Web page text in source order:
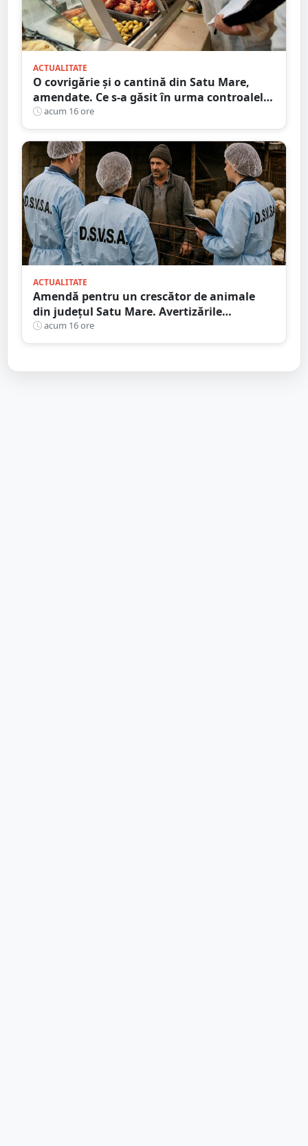
ACTUALITATE
O covrigărie și o cantină din Satu Mare,
amendate. Ce s-a găsit în urma controalelor
DSVSA
acum 16 ore
ACTUALITATE
Amendă pentru un crescător de animale
din județul Satu Mare. Avertizările
transmise de DSVSA
acum 16 ore